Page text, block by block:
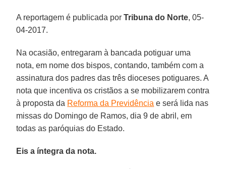
A reportagem é publicada porTribuna do Norte, 05-
04-2017.
Na ocasião, entregaram à bancada potiguar uma
nota, em nome dos bispos, contando, também com a
assinatura dos padres das três dioceses potiguares. A
nota que incentiva os cristãos a se mobilizarem contra
à proposta da Reforma da Previdência e será lida nas
missas do Domingo de Ramos, dia 9 de abril, em
todas as paróquias do Estado.
Eis a íntegra da nota.